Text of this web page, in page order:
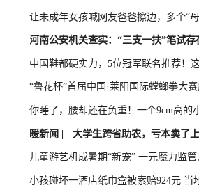
让未成年女孩喊网友爸爸擦边，多个“
河南公安机关查实：“三支一扶”笔试
中国鞋都硬实力，5位冠军联名推荐！
“鲁花杯”首届中国·莱阳国际螳螂拳大
你睡了，腰却还在负重！一个9cm高的
暖新闻 | 大学生跨省助农，亏本卖了
儿童游艺机成暑期“新宠” 一元魔力监
小孩碰坏一酒店纸巾盒被索赔924元 当